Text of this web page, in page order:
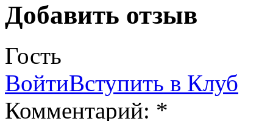
Добавить отзыв
Гость
ВойтиВступить в Клуб
Комментарий: *